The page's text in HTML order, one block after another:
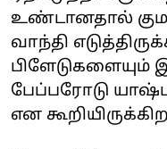
உண்டானதால்
வாந்தி
பேப்பரோடு
என